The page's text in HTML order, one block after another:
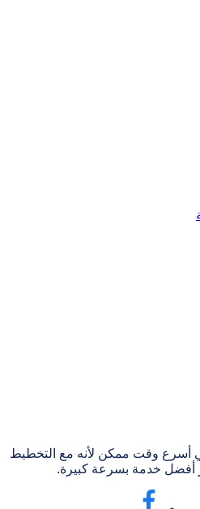
أسرع وقت ممكن لأنه مع التخطيط
أفضل خدمة بسرعة كبيرة.